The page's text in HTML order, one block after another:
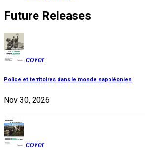
Future Releases
cover
Police et territoires dans le monde napoléonien
Nov 30, 2026
cover